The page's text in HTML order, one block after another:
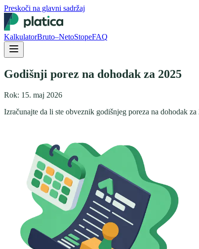
Preskoči na glavni sadržaj
KalkulatorBruto–NetoStopeFAQ
Godišnji porez na dohodak za 2025
Rok: 15. maj 2026
Izračunajte da li ste obveznik godišnjeg poreza na dohodak